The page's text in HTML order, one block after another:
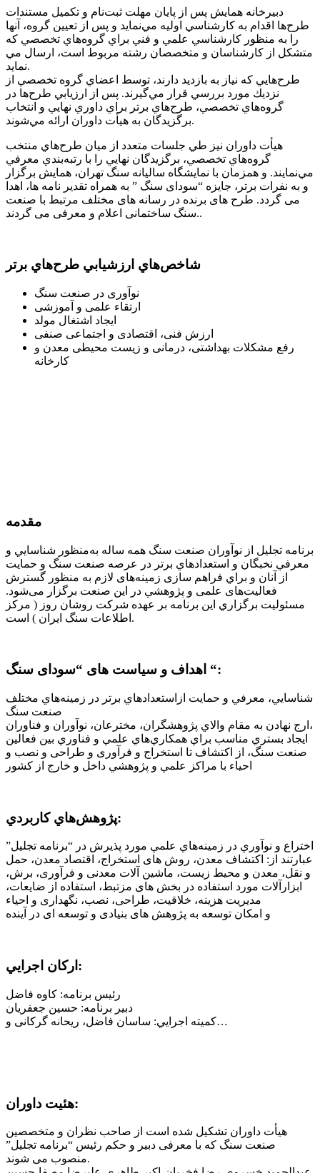
دبيرخانه همایش پس از پايان مهلت ثبت‌نام و تكميل مستندات
طرح‌ها اقدام به كارشناسي اوليه مي‌نمايد و پس از تعيين گروه، آنها
را به منظور كارشناسي علمي و فني براي گروه‌هاي تخصصي كه
متشكل از كارشناسان و متخصصان رشته مربوط است، ارسال مي
نمايد.
طرح‌هايي كه نياز به بازديد دارند، توسط اعضاي گروه تخصصي از
نزديك مورد بررسي قرار مي‌گيرند. پس از ارزيابي طرح‌ها در
گروه‌هاي تخصصي، طرح‌هاي برتر براي داوري نهايي و انتخاب
برگزيدگان به هيأت داوران ارائه مي‌شوند.
هيأت داوران نيز طي جلسات متعدد از ميان طرح‌هاي منتخب
گروه‌هاي تخصصي، برگزيدگان نهايي را با رتبه‌بندي معرفي
مي‌نمايند. و همزمان با نمایشگاه سالیانه سنگ تهران، همایش برگزار
و به نفرات برتر، جایزه “سودای سنگ ” به همراه تقدیر نامه ها، اهدا
می گردد. طرح های برنده در رسانه های مختلف مرتبط با صنعت
سنگ ساختمانی اعلام و معرفی می گردند..
شاخص‌هاي ارزشيابي طرح‌هاي برتر
نوآوری در صنعت سنگ
ارتقاء علمی و آموزشی
ایجاد اشتغال مولد
ارزش فنی، اقتصادی و اجتماعی صنفی
رفع مشکلات بهداشتی، درمانی و زیست محیطی معدن و
کارخانه
مقدمه
برنامه تجلیل از نوآوران صنعت سنگ همه ساله به‌منظور شناسايي و
معرفي نخبگان و استعدادهاي برتر در عرصه صنعت سنگ و حمايت
از آنان و براي فراهم سازی زمينه‌های لازم به منظور گسترش
فعاليت‌های علمی و پژوهشي در این صنعت برگزار می‌شود.
مسئوليت برگزاري اين برنامه بر عهده شرکت روشان روز ( مرکز
اطلاعات سنگ ایران ) است.
اهداف و سیاست های “سودای سنگ “:
شناسايي، معرفي و حمايت ازاستعدادهاي برتر در زمينه‌هاي مختلف
صنعت سنگ
ارج نهادن به مقام والاي پژوهشگران، مخترعان، نوآوران و فناوران،
ايجاد بستري مناسب براي همكاري‌هاي علمي و فناوري بين فعالین
صنعت سنگ، از اکتشاف تا استخراج و فرآوری و طراحی و نصب و
احیاء با مراكز علمي و پژوهشي داخل و خارج از كشور
پژوهش‌هاي كاربردي:
اختراع و نوآوري در زمينه‌هاي علمي مورد پذيرش در “برنامه تجلیل”
عبارتند از: اکتشاف معدن، روش های استخراج، اقتصاد معدن، حمل
و نقل، معدن و محیط زیست، ماشین آلات معدنی و فرآوری، برش،
ابزارآلات مورد استفاده در بخش های مزتبط، استفاده از ضایعات،
مدیریت هزینه، خلاقیت، طراحی، نصب، نگهداری و احیاء
و امکان توسعه به پژوهش های بنیادی و توسعه ای در آینده
اركان اجرايي:
رئيس برنامه: کاوه فاضل
دبير برنامه: حسین جعفریان
كميته اجرايي: ساسان فاضل، ریحانه گرکانی و…
هئیت داوران:
هيأت داوران تشکیل شده است از صاحب نظران و متخصصین
صنعت سنگ که با معرفی دبیر و حکم رئیس “برنامه تجلیل”
منصوب می شوند.